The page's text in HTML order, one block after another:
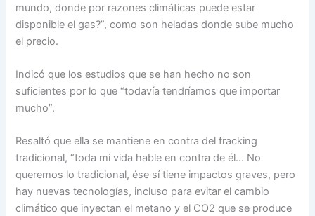
mundo, donde por razones climáticas puede estar
disponible el gas?”, como son heladas donde sube mucho
el precio.
Indicó que los estudios que se han hecho no son
suficientes por lo que “todavía tendríamos que importar
mucho”.
Resaltó que ella se mantiene en contra del fracking
tradicional, “toda mi vida hable en contra de él… No
queremos lo tradicional, ése sí tiene impactos graves, pero
hay nuevas tecnologías, incluso para evitar el cambio
climático que inyectan el metano y el CO2 que se produce